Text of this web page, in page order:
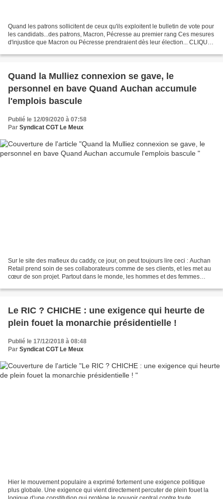
Quand les patrons sollicitent de ceux qu'ils exploitent le bulletin de vote pour
les candidats...des patrons, Macron, Pécresse au premier rang Ces mesures
d'injustice que Macron ou Pécresse prendraient dès leur élection... CLIQUEZ
Quand la Mulliez connexion se gave, le
personnel en bave Quand Auchan accumule
l'emplois bascule
Publié le 12/09/2020 à 07:58
Par Syndicat CGT Le Meux
Sur le site des mafieux du caddy, ce jour, on peut toujours lire ceci : Auchan
Retail prend soin de ses collaborateurs comme de ses clients, et les met au
cœur de son projet. Partout dans le monde, les hommes et des femmes
Le RIC ? CHICHE : une exigence qui heurte de
plein fouet la monarchie présidentielle !
Publié le 17/12/2018 à 08:48
Par Syndicat CGT Le Meux
Hier le mouvement populaire a exprimé fortement une exigence politique
plus globale. Une exigence qui vient directement percuter de plein fouet la